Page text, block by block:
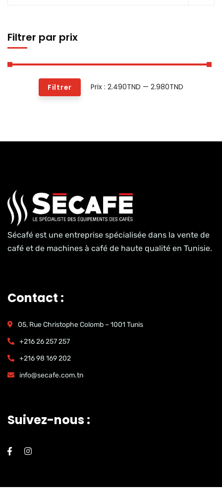
Filtrer par prix
Filtrer Prix : 2.490TND — 2.980TND
Sécafé est une entreprise spécialisée dans la vente de
café et de machines à café de haute qualité en Tunisie.
Contact :
05, Rue Christophe Colomb – 1001 Tunis
+216 26 257 257
+216 98 169 202
info@secafe.com.tn
Suivez-nous :